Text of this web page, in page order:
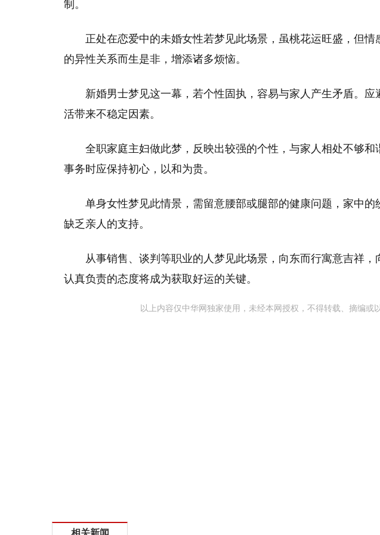
制。
正处在恋爱中的未婚女性若梦见此场景，虽桃花运旺盛，但
的异性关系而生是非，增添诸多烦恼。
新婚男士梦见这一幕，若个性固执，容易与家人产生矛盾。应
活带来不稳定因素。
全职家庭主妇做此梦，反映出较强的个性，与家人相处不够
事务时应保持初心，以和为贵。
单身女性梦见此情景，需留意腰部或腿部的健康问题，家中的
缺乏亲人的支持。
从事销售、谈判等职业的人梦见此场景，向东而行寓意吉祥，
认真负责的态度将成为获取好运的关键。
以上内容仅中华网独家使用，未经本网授权，不得转载、摘编或
相关新闻